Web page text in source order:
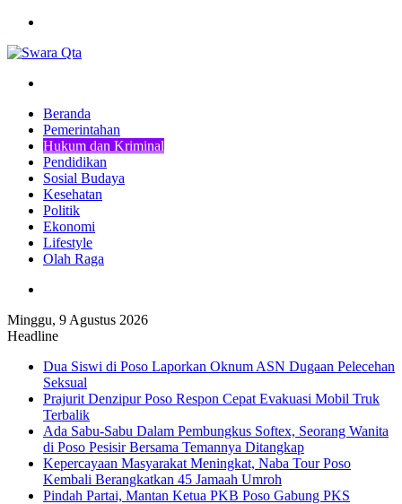
Beranda
Pemerintahan
Hukum dan Kriminal
Pendidikan
Sosial Budaya
Kesehatan
Politik
Ekonomi
Lifestyle
Olah Raga
Minggu, 9 Agustus 2026
Headline
Dua Siswi di Poso Laporkan Oknum ASN Dugaan Pelecehan
Seksual
Prajurit Denzipur Poso Respon Cepat Evakuasi Mobil Truk
Terbalik
Ada Sabu-Sabu Dalam Pembungkus Softex, Seorang Wanita
di Poso Pesisir Bersama Temannya Ditangkap
Kepercayaan Masyarakat Meningkat, Naba Tour Poso
Kembali Berangkatkan 45 Jamaah Umroh
Pindah Partai, Mantan Ketua PKB Poso Gabung PKS